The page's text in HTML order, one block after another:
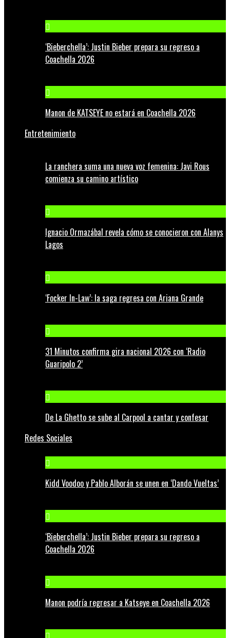
‘Bieberchella’: Justin Bieber prepara su regreso a
Coachella 2026
Manon de KATSEYE no estará en Coachella 2026
Entretenimiento
La ranchera suma una nueva voz femenina: Javi Rous
comienza su camino artístico
Ignacio Ormazábal revela cómo se conocieron con Alanys
Lagos
‘Focker In-Law’: la saga regresa con Ariana Grande
31 Minutos confirma gira nacional 2026 con ‘Radio
Guaripolo 2’
De La Ghetto se sube al Carpool a cantar y confesar
Redes Sociales
Kidd Voodoo y Pablo Alborán se unen en ‘Dando Vueltas’
‘Bieberchella’: Justin Bieber prepara su regreso a
Coachella 2026
Manon podría regresar a Katseye en Coachella 2026